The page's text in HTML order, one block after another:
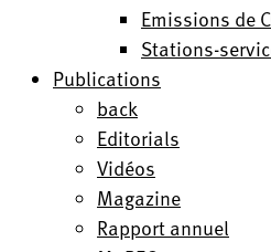
Emissions de
Stations-
Publications
back
Editorials
Vidéos
Magazine
Rapport annuel